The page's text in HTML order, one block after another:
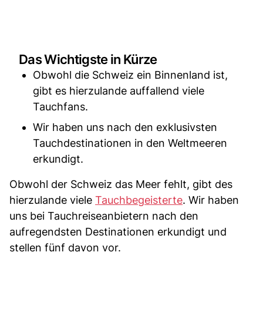
Das Wichtigste in Kürze
Obwohl die Schweiz ein Binnenland ist,
gibt es hierzulande auffallend viele
Tauchfans.
Wir haben uns nach den exklusivsten
Tauchdestinationen in den Weltmeeren
erkundigt.
Obwohl der Schweiz das Meer fehlt, gibt des
hierzulande viele Tauchbegeisterte. Wir haben
uns bei Tauchreiseanbietern nach den
aufregendsten Destinationen erkundigt und
stellen fünf davon vor.